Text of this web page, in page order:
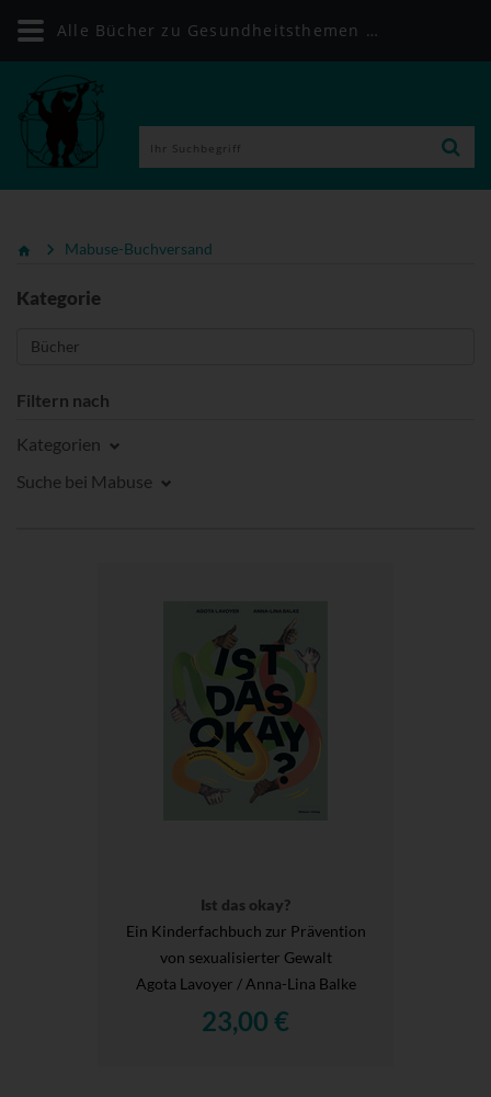
Mabuse-Buchversand
Kategorie
Filtern nach
Kategorien
Suche bei Mabuse
Ist das okay?
Ein Kinderfachbuch zur Prävention
von sexualisierter Gewalt
Agota Lavoyer / Anna-Lina Balke
23,00 €
Alle Bücher zu Gesundheitsthemen | Mabuse-Buchversand